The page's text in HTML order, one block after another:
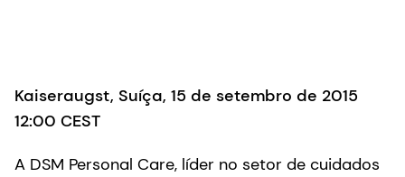
Kaiseraugst, Suíça, 15 de setembro de 2015
12:00 CEST
A DSM Personal Care, líder no setor de cuidados